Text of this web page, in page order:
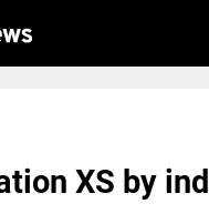
XS by